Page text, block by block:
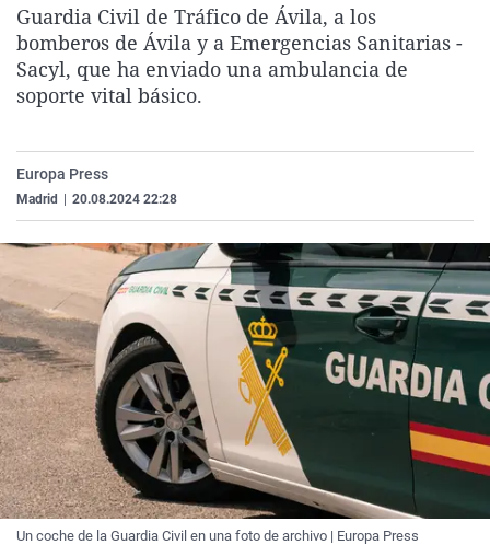
La rosa de los vientos
Gente viajera
Caso
Retornados
Extremadura
Galicia
Virales
Televisión
Guardia Civil de Tráfico de Ávila, a los
bomberos de Ávila y a Emergencias Sanitarias -
Sacyl, que ha enviado una ambulancia de
soporte vital básico.
Europa Press
Madrid 20.08.2024 22:28
Un coche de la Guardia Civil en una foto de archivo | Europa Press